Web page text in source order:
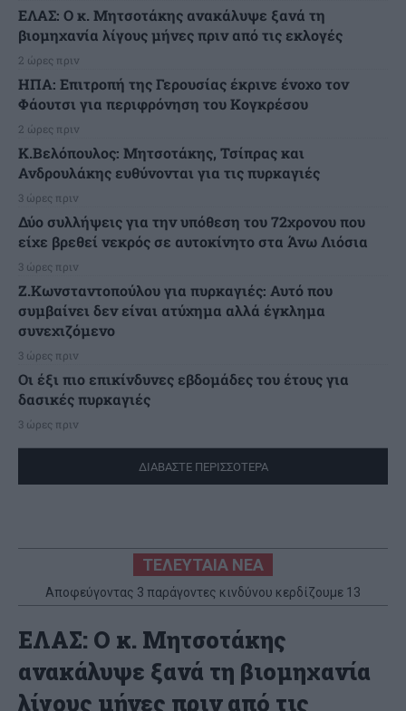
ΕΛΑΣ: Ο κ. Μητσοτάκης ανακάλυψε ξανά τη
βιομηχανία λίγους μήνες πριν από τις εκλογές
2 ώρες πριν
ΗΠΑ: Επιτροπή της Γερουσίας έκρινε ένοχο τον
Φάουτσι για περιφρόνηση του Κογκρέσου
2 ώρες πριν
K.Βελόπουλος: Μητσοτάκης, Τσίπρας και
Ανδρουλάκης ευθύνονται για τις πυρκαγιές
3 ώρες πριν
Δύο συλλήψεις για την υπόθεση του 72χρονου που
είχε βρεθεί νεκρός σε αυτοκίνητο στα Άνω Λιόσια
3 ώρες πριν
Ζ.Κωνσταντοπούλου για πυρκαγιές: Αυτό που
συμβαίνει δεν είναι ατύχημα αλλά έγκλημα
συνεχιζόμενο
3 ώρες πριν
Οι έξι πιο επικίνδυνες εβδομάδες του έτους για
δασικές πυρκαγιές
3 ώρες πριν
ΔΙΑΒΑΣΤΕ ΠΕΡΙΣΣΟΤΕΡΑ